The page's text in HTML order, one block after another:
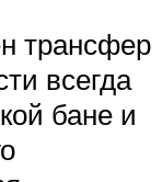
трансфер
всегда
бане и